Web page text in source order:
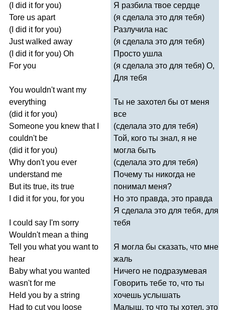
( did it for you)
Tore us apart
( did it for you)
Just walked away
( did it for you) Oh
For you
You wouldn't want my
everything
(did it for you)
Someone you knew that
couldn't be
(did it for you)
Why don't you ever
understand me
But its true, its true
did it for you, for you
could say I'm sorry
Wouldn't mean a thing
Tell
you what you want to
hear
Baby what you wanted
wasn't for me
Held you by a string
Had to cut you loose
Я разбила твое сердце
(я сделала это для тебя)
Разлучила нас
(я сделала это для тебя)
Просто ушла
(я сделала это для тебя) О,
Для тебя
Ты не захотел бы от меня
все
(сделала это для тебя)
Той, кого ты знал, я не
могла быть
(сделала это для тебя)
Почему ты никогда не
понимал меня?
Но это правда, это правда
Я сделала это для тебя, для
тебя
Я могла бы сказать, что мне
жаль
Ничего не подразумевая
Говорить тебе то, что ты
хочешь услышать
Малыш, то что ты хотел, это